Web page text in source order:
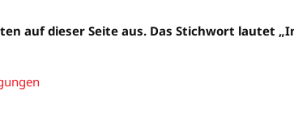
auf dieser Seite aus. Das Stichwort lautet